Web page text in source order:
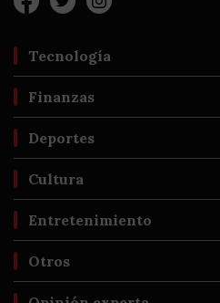
Tecnología
Finanzas
Deportes
Cultura
Entretenimiento
Otros